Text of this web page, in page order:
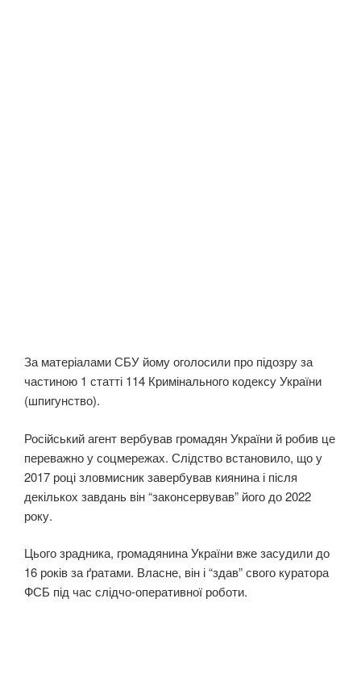
За матеріалами СБУ йому оголосили про підозру за
частиною 1 статті 114 Кримінального кодексу України
(шпигунство).
Російський агент вербував громадян України й робив це
переважно у соцмережах. Слідство встановило, що у
2017 році зловмисник завербував киянина і після
декількох завдань він “законсервував” його до 2022
року.
Цього зрадника, громадянина України вже засудили до
16 років за ґратами. Власне, він і “здав” свого куратора
ФСБ під час слідчо-оперативної роботи.